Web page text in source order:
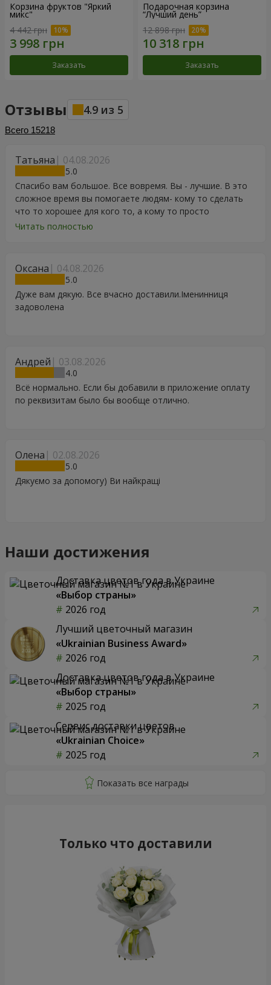
Корзина фруктов "Яркий
микс"
4 442 грн
Заказать
Подарочная корзина
“Лучший день”
12 898 грн
Заказать
Отзывы 4.9 из 5
Всего 15218
Татьяна 04.08.2026
5
Спасибо вам большое. Все вовремя. Вы - лучшие. В это
сложное время вы помогаете людям- кому то сделать
что то хорошее для кого то, а кому то просто
порадоваться цветам, подарку, тортику, поздравлению.
Читать полностью
Оксана 04.08.2026
5
Дуже вам дякую. Все вчасно доставили.Іменинниця
задоволена
Андрей 03.08.2026
4
Всё нормально. Если бы добавили в приложение оплату
по реквизитам было бы вообще отлично.
Олена 02.08.2026
5
Дякуємо за допомогу) Ви найкращі
Наши достижения
Доставка цветов года в Украине
«Выбор страны»
2026 год
Лучший цветочный магазин
«Ukrainian Business Award»
2026 год
Доставка цветов года в Украине
«Выбор страны»
2025 год
Сервис доставки цветов
«Ukrainian Choice»
2025 год
Только что доставили